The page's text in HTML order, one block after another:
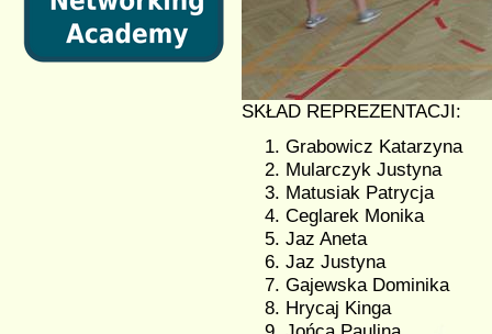
SKŁAD REPREZENTACJI:
Grabowicz Katarzyna
Mularczyk Justyna
Matusiak Patrycja
Ceglarek Monika
Jaz Aneta
Jaz Justyna
Gajewska Dominika
Hrycaj Kinga